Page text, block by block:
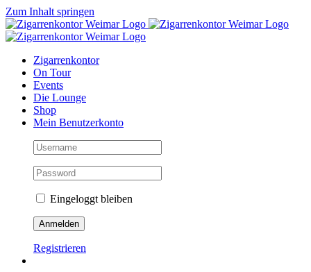
Zum Inhalt springen
Zigarrenkontor
On Tour
Events
Die Lounge
Shop
Mein Benutzerkonto
Eingeloggt bleiben
Registrieren